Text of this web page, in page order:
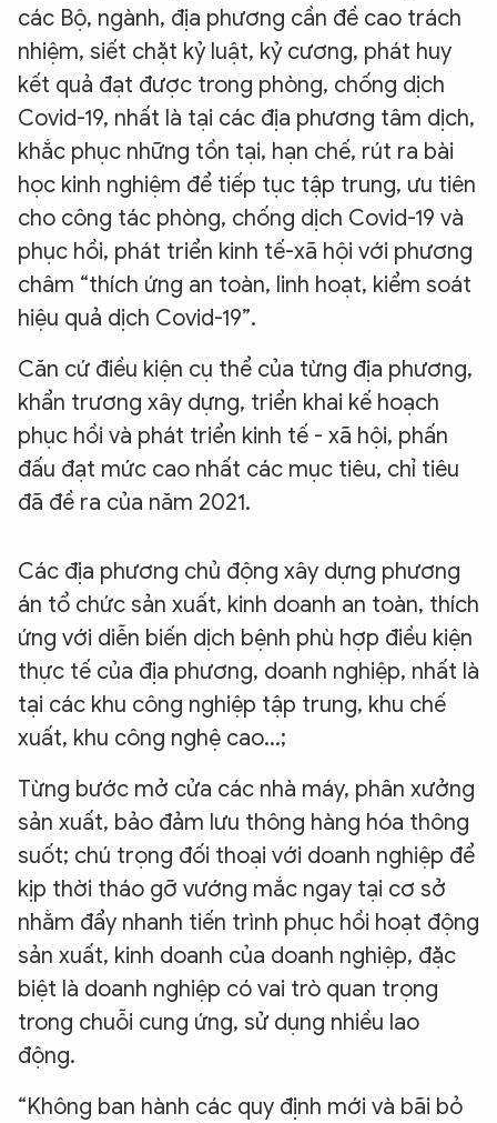
các Bộ, ngành, địa phương cần đề cao trách
nhiệm, siết chặt kỷ luật, kỷ cương, phát huy
kết quả đạt được trong phòng, chống dịch
Covid-19, nhất là tại các địa phương tâm dịch,
khắc phục những tồn tại, hạn chế, rút ra bài
học kinh nghiệm để tiếp tục tập trung, ưu tiên
cho công tác phòng, chống dịch Covid-19 và
phục hồi, phát triển kinh tế-xã hội với phương
châm “thích ứng an toàn, linh hoạt, kiểm soát
hiệu quả dịch Covid-19”.
Căn cứ điều kiện cụ thể của từng địa phương,
khẩn trương xây dựng, triển khai kế hoạch
phục hồi và phát triển kinh tế - xã hội, phấn
đấu đạt mức cao nhất các mục tiêu, chỉ tiêu
đã đề ra của năm 2021.
Các địa phương chủ động xây dựng phương
án tổ chức sản xuất, kinh doanh an toàn, thích
ứng với diễn biến dịch bệnh phù hợp điều kiện
thực tế của địa phương, doanh nghiệp, nhất là
tại các khu công nghiệp tập trung, khu chế
xuất, khu công nghệ cao...;
Từng bước mở cửa các nhà máy, phân xưởng
sản xuất, bảo đảm lưu thông hàng hóa thông
suốt; chú trọng đối thoại với doanh nghiệp để
kịp thời tháo gỡ vướng mắc ngay tại cơ sở
nhằm đẩy nhanh tiến trình phục hồi hoạt động
sản xuất, kinh doanh của doanh nghiệp, đặc
biệt là doanh nghiệp có vai trò quan trọng
trong chuỗi cung ứng, sử dụng nhiều lao
động.
“Không ban hành các quy định mới và bãi bỏ